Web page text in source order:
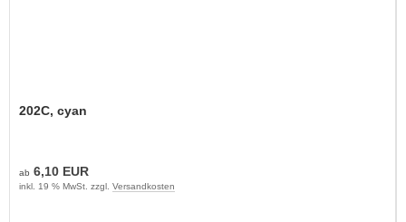
202C, cyan
ab 6,10 EUR
inkl. 19 % MwSt. zzgl. Versandkosten